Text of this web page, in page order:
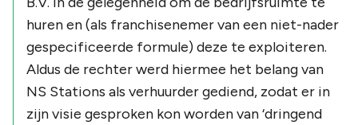
huren en (als franchisenemer van een niet-nader
gespecificeerde formule) deze te exploiteren.
Aldus de rechter werd hiermee het belang van
NS Stations als verhuurder gediend, zodat er in
zijn visie gesproken kon worden van ‘dringend